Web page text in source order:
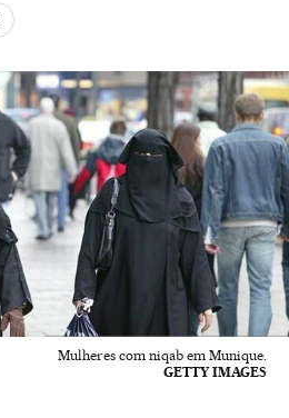
Mulheres com niqab em Munique.
GETTY IMAGES